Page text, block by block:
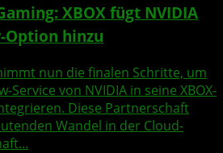
XBOX fügt NVIDIA
Option hinzu
nun die finalen Schritte, um
Service von NVIDIA in seine XBOX-
Diese Partnerschaft
Wandel in der Cloud-